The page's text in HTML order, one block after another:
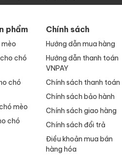
phẩm
mèo
chó
chó
mèo
chó
Chính sách
Hướng dẫn mua hàng
Hướng dẫn thanh toán
VNPAY
Chính sách thanh toán
Chính sách bảo hành
Chính sách giao hàng
Chính sách đổi trả
Điều khoản mua bán
hàng hóa